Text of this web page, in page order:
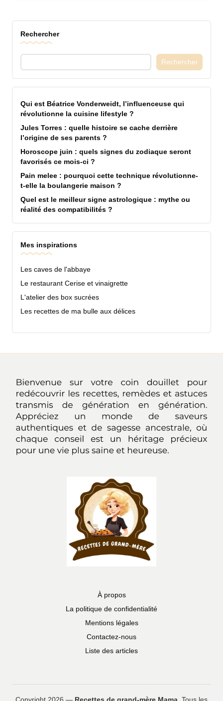
Rechercher
Rechercher
Qui est Béatrice Vonderweidt, l’influenceuse qui
révolutionne la cuisine lifestyle ?
Jules Torres : quelle histoire se cache derrière
l’origine de ses parents ?
Horoscope juin : quels signes du zodiaque seront
favorisés ce mois-ci ?
Pain melee : pourquoi cette technique révolutionne-
t-elle la boulangerie maison ?
Quel est le meilleur signe astrologique : mythe ou
réalité des compatibilités ?
Mes inspirations
Les caves de l'abbaye
Le restaurant Cerise et vinaigrette
L'atelier des box sucrées
Les recettes de ma bulle aux délices
À propos
La politique de confidentialité
Mentions légales
Contactez-nous
Liste des articles